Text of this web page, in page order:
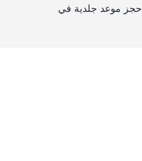
حجز موعد جلدية في